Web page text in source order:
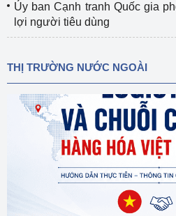
Ủy ban Cạnh tranh Quốc gia
lợi người tiêu dùng
THỊ TRƯỜNG NƯỚC NGOÀI